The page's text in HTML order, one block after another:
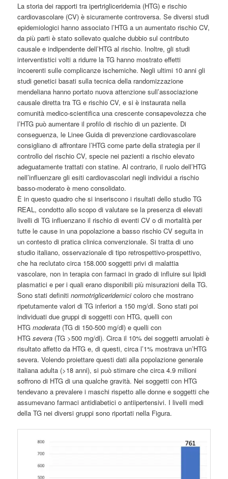
La storia dei rapporti tra ipertrigliceridemia (HTG) e rischio
cardiovascolare (CV) è sicuramente controversa. Se diversi studi
epidemiologici hanno associato l’HTG a un aumentato rischio CV,
da più parti è stato sollevato qualche dubbio sul contributo
causale e indipendente dell’HTG al rischio. Inoltre, gli studi
interventistici volti a ridurre la TG hanno mostrato effetti
incoerenti sulle complicanze ischemiche. Negli ultimi 10 anni gli
studi genetici basati sulla tecnica della randomizzazione
mendeliana hanno portato nuova attenzione sull’associazione
causale diretta tra TG e rischio CV, e si è instaurata nella
comunità medico-scientifica una crescente consapevolezza che
l’HTG può aumentare il profilo di rischio di un paziente. Di
conseguenza, le Linee Guida di prevenzione cardiovascolare
consigliano di affrontare l’HTG come parte della strategia per il
controllo del rischio CV, specie nei pazienti a rischio elevato
adeguatamente trattati con statine. Al contrario, il ruolo dell’HTG
nell’influenzare gli esiti cardiovascolari negli individui a rischio
basso-moderato è meno consolidato.
È in questo quadro che si inseriscono i risultati dello studio TG
REAL, condotto allo scopo di valutare se la presenza di elevati
livelli di TG influenzano il rischio di eventi CV o di mortalità per
tutte le cause in una popolazione a basso rischio CV seguita in
un contesto di pratica clinica convenzionale. Si tratta di uno
studio italiano, osservazionale di tipo retrospettivo-prospettivo,
che ha reclutato circa 158.000 soggetti privi di malattia
vascolare, non in terapia con farmaci in grado di influire sui lipidi
plasmatici e per i quali erano disponibili più misurazioni della TG.
Sono stati definitinormotrigliceridemicicoloro che mostrano
ripetutamente valori di TG inferiori a 150 mg/dl. Sono stati poi
individuati due gruppi di soggetti con HTG, quelli con
HTGmoderata (TG di 150-500 mg/dl) e quelli con
HTGsevera (TG >500 mg/dl). Circa il 10% dei soggetti arruolati è
risultato affetto da HTG e, di questi, circa l’1% mostrava un’HTG
severa. Volendo proiettare questi dati alla popolazione generale
italiana adulta (>18 anni), si può stimare che circa 4.9 milioni
soffrono di HTG di una qualche gravità. Nei soggetti con HTG
tendevano a prevalere i maschi rispetto alle donne e soggetti che
assumevano farmaci antidiabetici o antiipertensivi. I livelli medi
della TG nei diversi gruppi sono riportati nella Figura.